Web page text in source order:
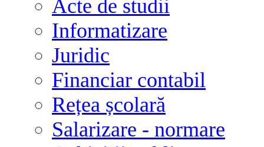
Acte de studii
Informatizare
Juridic
Financiar contabil
Rețea școlară
Salarizare - normare